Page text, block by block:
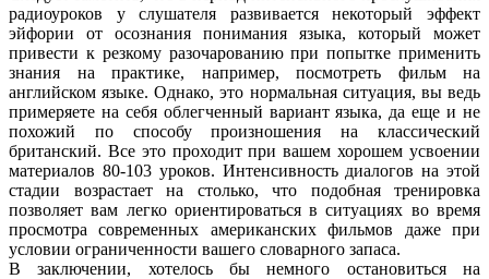
радиоуроков у слушателя развивается некоторый эффект
эйфории от осознания понимания языка, который может
привести к резкому разочарованию при попытке применить
знания на практике, например, посмотреть фильм на
английском языке. Однако, это нормальная ситуация, вы ведь
примеряете на себя облегченный вариант языка, да еще и не
похожий по способу произношения на классический
британский. Все это проходит при вашем хорошем усвоении
материалов 80-103 уроков. Интенсивность диалогов на этой
стадии возрастает на столько, что подобная тренировка
позволяет вам легко ориентироваться в ситуациях во время
просмотра современных американских фильмов даже при
условии ограниченности вашего словарного запаса.
В заключении, хотелось бы немного остановиться на